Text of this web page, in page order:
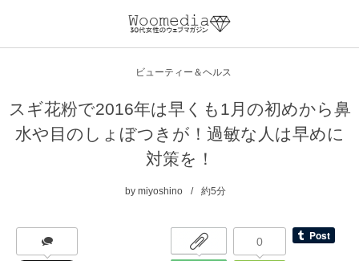
ビューティー＆ヘルス
スギ花粉で2016年は早くも1月の初めから鼻
水や目のしょぼつきが！過敏な人は早めに
対策を！
by miyoshino 約5分
0